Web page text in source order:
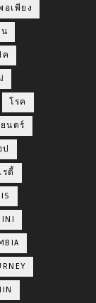
อเพียง
น
ค
โรค
นตร์
ตี้